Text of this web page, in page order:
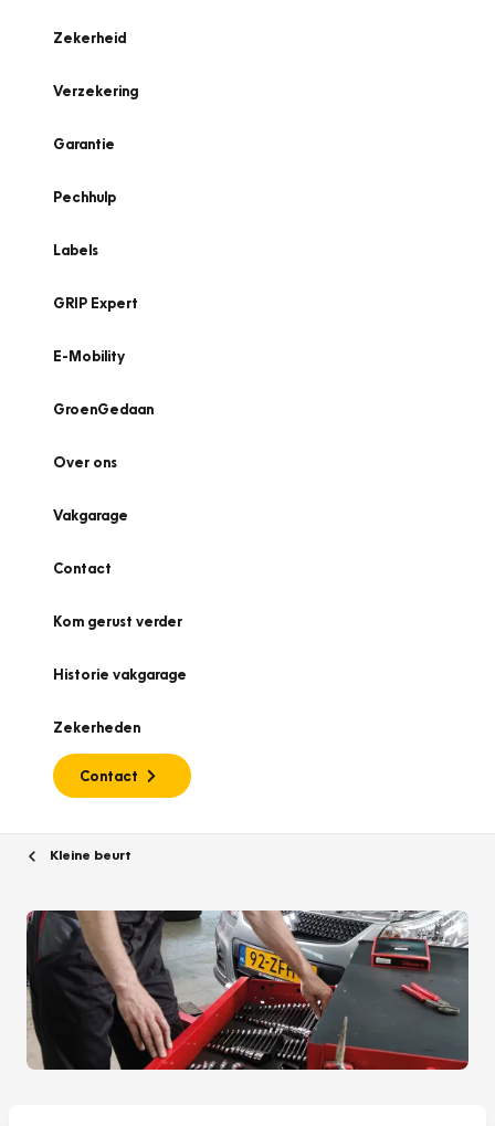
Zekerheid
Verzekering
Garantie
Pechhulp
Labels
GRIP Expert
E-Mobility
GroenGedaan
Over ons
Vakgarage
Contact
Kom gerust verder
Historie vakgarage
Zekerheden
Contact
Kleine beurt